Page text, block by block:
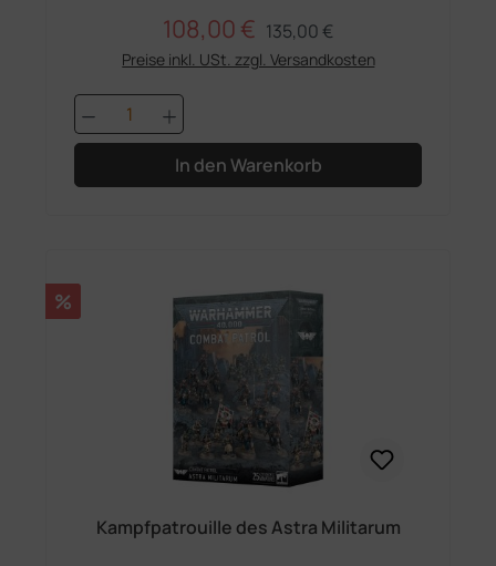
Verkaufspreis:
108,00 € Regulärer Preis:
135,00 €
Preise inkl. USt. zzgl. Versandkosten
Produkt Anzahl: Gib den
In den Warenkorb
Rabatt
%
Kampfpatrouille des Astra Militarum